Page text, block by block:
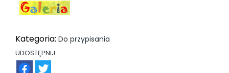
Kategoria: Do przypisania
UDOSTĘPNIJ